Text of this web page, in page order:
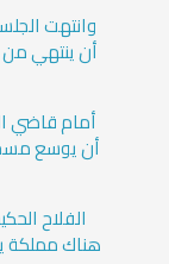
وانتهت
أن ينتهي
أمام قاضي
أن يوسع
الفلاح
هناك مملكة